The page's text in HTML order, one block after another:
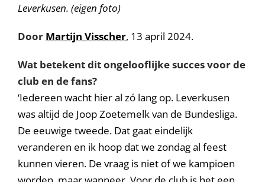
Leverkusen. (eigen foto)
Door Martijn Visscher, 13 april 2024.
Wat betekent dit ongelooflijke succes voor de
club en de fans?
‘Iedereen wacht hier al zó lang op. Leverkusen
was altijd de Joop Zoetemelk van de Bundesliga.
De eeuwige tweede. Dat gaat eindelijk
veranderen en ik hoop dat we zondag al feest
kunnen vieren. De vraag is niet of we kampioen